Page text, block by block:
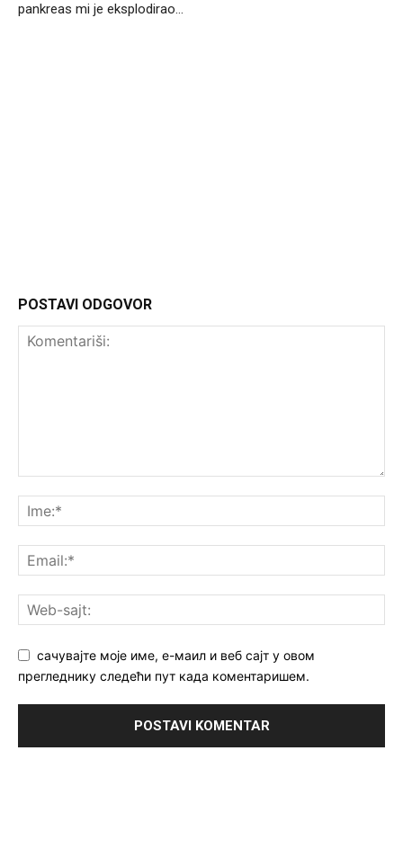
pankreas mi je eksplodirao…
POSTAVI ODGOVOR
сачувајте моје име, е-маил и веб сајт у овом
прегледнику следећи пут када коментаришем.